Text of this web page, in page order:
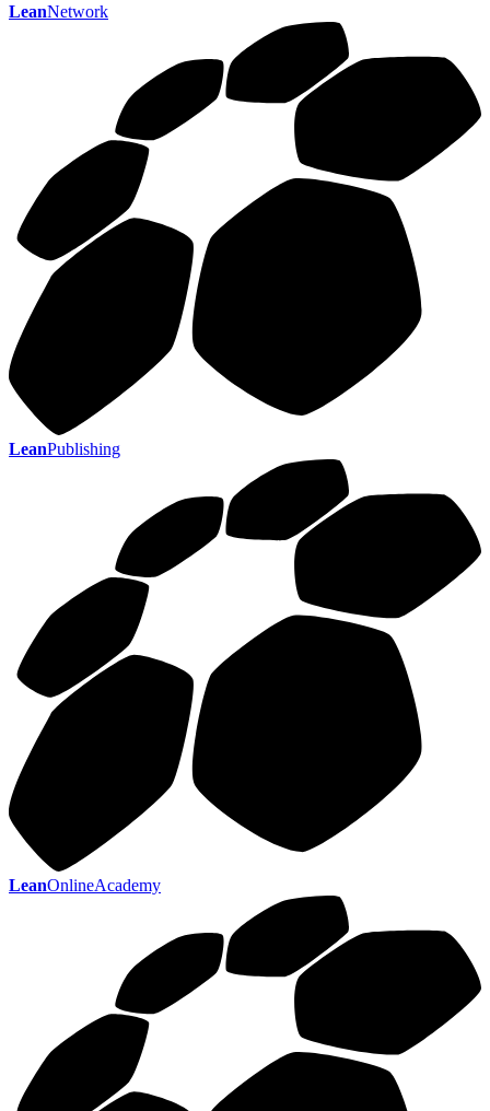
LeanNetwork
LeanPublishing
LeanOnlineAcademy